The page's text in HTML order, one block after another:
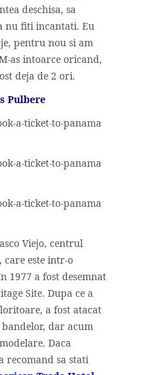
deschisa, sa
nu fiti incantati. Eu
pentru nou si am
as intoarce oricand,
deja de 2 ori.
Pulbere
Viejo, centrul
care este intr-o
1977 a fost desemnat
Site. Dupa ce a
a fost atacat
dar acum
Daca
recomand sa stati